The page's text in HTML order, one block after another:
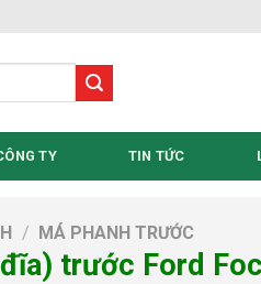
TY TIN TỨC
/ MÁ PHANH TRƯỚC
trước Ford